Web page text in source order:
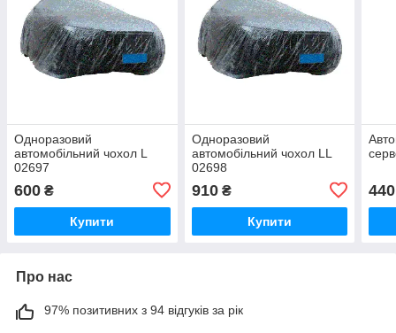
Одноразовий
автомобільний чохол L
02697
600 ₴
Купити
Одноразовий
автомобільний чохол LL
02698
910₴
Купити
440
Про нас
97% позитивних з 94 відгуків за рік